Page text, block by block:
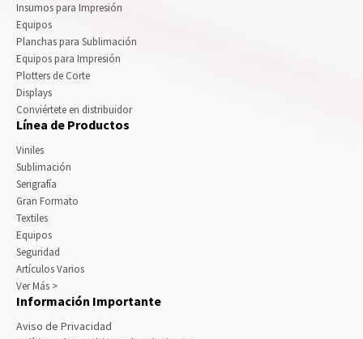
Insumos para Impresión
Equipos
Planchas para Sublimación
Equipos para Impresión
Plotters de Corte
Displays
Conviértete en distribuidor
Línea de Productos
Viniles
Sublimación
Serigrafía
Gran Formato
Textiles
Equipos
Seguridad
Artículos Varios
Ver Más >
Información Importante
Aviso de Privacidad